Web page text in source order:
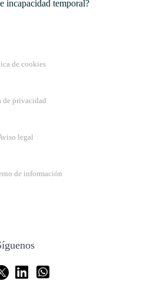
incapacidad temporal?
de cookies
de privacidad
legal
de información